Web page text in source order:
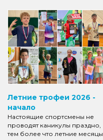
Летние трофеи 2026 -
начало
Настоящие спортсмены не
проводят каникулы праздно,
тем более что летние месяцы